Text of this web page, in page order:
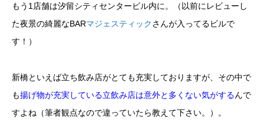
もう1店舗は汐留シティセンタービル内に。（以前にレビューし
た夜景の綺麗なBARマジェスティックさんが入ってるビルで
す！）
新橋といえば立ち飲み店がとても充実しておりますが、その中で
も揚げ物が充実している立飲み店は意外と多くない気がするんで
すよね（筆者観点なので違っていたら教えて下さい。）。